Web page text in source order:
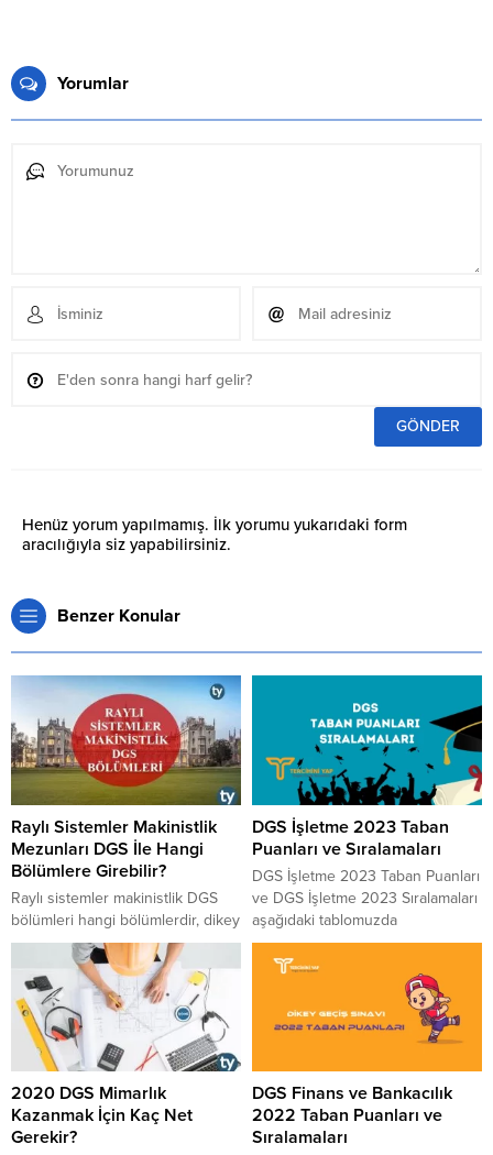
Yorumlar
Henüz yorum yapılmamış. İlk yorumu yukarıdaki form
aracılığıyla siz yapabilirsiniz.
Benzer Konular
Raylı Sistemler Makinistlik
Mezunları DGS İle Hangi
Bölümlere Girebilir?
​​​​​​​Raylı sistemler makinistlik DGS
bölümleri hangi bölümlerdir, dikey
geçiş sınavı aracılığıyla raylı
sistemler makinistlik mezunlarının
hangi bölümlere geçiş yapma
hakkı vardır, 2 yıllıktan 4 yıllık
programlara geçiş için ne
yapılabilir, 2 yıllık bölüm olan raylı
sistemler makinistlik mezunları
hangi 4 yıllık bölümlere DGS ile
geçiş yapabilmektedir, raylı
sistemler makinistlik bölümü...
DGS İşletme 2023 Taban
Puanları ve Sıralamaları
DGS İşletme 2023 Taban Puanları
ve DGS İşletme 2023 Sıralamaları
aşağıdaki tablomuzda
paylaşılmıştır. 2023 yılında
DGS’ye girecek adaylara fikir ve
bilgi vermesi için paylaştığımız
tablo ÖSYM tarafından yayınlanan
güncel rakamları içermektedir.
için aşağıdaki listeyi
inceleyebilirsiniz. Puanlar
yüksekten düşüğe doğru
sıralanmıştır. 4 Yıllık Bölümlerin
2020 DGS Mimarlık
Kazanmak İçin Kaç Net
Gerekir?
DGS Finans ve Bankacılık
2022 Taban Puanları ve
Sıralamaları